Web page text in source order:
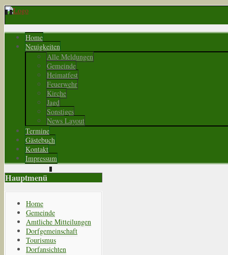
Home
Neuigkeiten
Alle Meldungen
Gemeinde
Heimatfest
Feuerwehr
Kirche
Jagd
Sonstiges
News Layout
Termine
Gästebuch
Kontakt
Impressum
Hauptmenü
Home
Gemeinde
Amtliche Mitteilungen
Dorfgemeinschaft
Tourismus
Dorfansichten